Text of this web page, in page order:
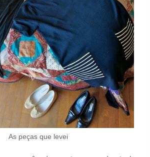
As peças que levei